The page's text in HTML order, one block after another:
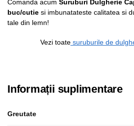
Comanda acum Suruburi Dulgherie
buc/cutie si imbunatateste calitatea si
tale din lemn!
Vezi toatesuruburile de
Informații suplimentare
Greutate